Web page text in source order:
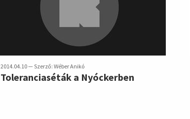
2014.04.10 — Szerző: Wéber Anikó
Toleranciaséták a Nyóckerben